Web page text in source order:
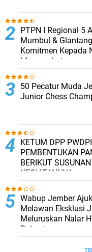
PTPN I Regional 5
Mumbul &
Komitmen Kepada
Masyarakat
50 Pecatur Muda
Junior Chess
KETUM DPP
PEMBENTUKAN
BERIKUT
KEGIATANNYA
Wabup Jember
Melawan Eksklusi
Meluruskan Nalar
Rakyat